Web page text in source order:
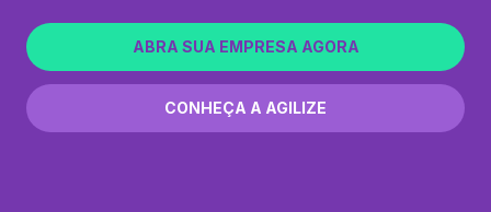
ABRA SUA EMPRESA AGORA
CONHEÇA A AGILIZE